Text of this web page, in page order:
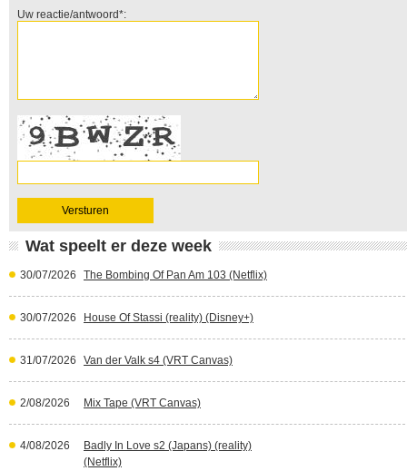
Uw reactie/antwoord*:
Wat speelt er deze week
30/07/2026 The Bombing Of Pan Am 103 (Netflix)
30/07/2026 House Of Stassi (reality) (Disney+)
31/07/2026 Van der Valk s4 (VRT Canvas)
2/08/2026 Mix Tape (VRT Canvas)
4/08/2026
Badly In Love s2 (Japans) (reality)
(Netflix)